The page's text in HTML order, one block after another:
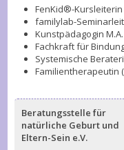
FenKid®-Kursleiterin
familylab-
Kunstpädagogin M.A.
Fachkraft für
Systemische
Familientherapeutin
Beratungsstelle für
natürliche Geburt und
Eltern-Sein e.V.